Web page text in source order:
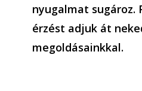
nyugalmat sugároz.
érzést adjuk át
megoldásainkkal.